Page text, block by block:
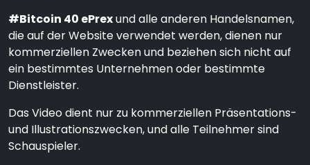
#Bitcoin 40 ePrexund alle anderen Handelsnamen,
die auf der Website verwendet werden, dienen nur
kommerziellen Zwecken und beziehen sich nicht auf
ein bestimmtes Unternehmen oder bestimmte
Dienstleister.
Das Video dient nur zu kommerziellen Präsentations-
und Illustrationszwecken, und alle Teilnehmer sind
Schauspieler.